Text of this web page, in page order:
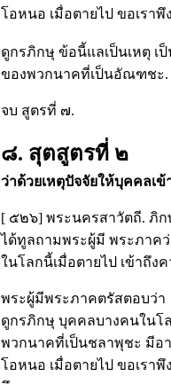
โอหนอ เมื่อตายไป ขอเรา
ดูกรภิกษุ ข้อนี้แลเป็นเหตุ เ
ของพวกนาคที่เป็นอัณฑชะ.
จบ สูตรที่ ๗.
๘. สุตสูตรที่ ๒
ว่าด้วยเหตุปัจจัยให้บุคคลเ
[ ๕๒๖] พระนครสาวัตถี. ภิ
ได้ทูลถามพระผู้มี พระภาค
ในโลกนี้เมื่อตายไป เข้าถึง
พระผู้มีพระภาคตรัสตอบว่า
ดูกรภิกษุ บุคคลบางคนในโล
พวกนาคที่เป็นชลาพุชะ มีอ
โอหนอ เมื่อตายไป ขอเรา